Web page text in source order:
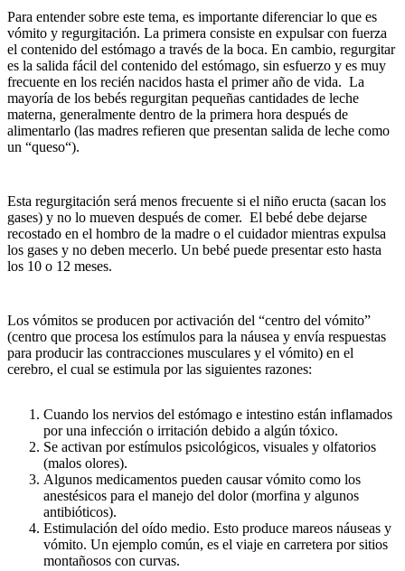
Para entender sobre este tema, es importante diferenciar lo que es
vómito y regurgitación. La primera consiste en expulsar con fuerza
el contenido del estómago a través de la boca. En cambio, regurgitar
es la salida fácil del contenido del estómago, sin esfuerzo y es muy
frecuente en los recién nacidos hasta el primer año de vida. La
mayoría de los bebés regurgitan pequeñas cantidades de leche
materna, generalmente dentro de la primera hora después de
alimentarlo (las madres refieren que presentan salida de leche como
un “queso“).
Esta regurgitación será menos frecuente si el niño eructa (sacan los
gases) y no lo mueven después de comer. El bebé debe dejarse
recostado en el hombro de la madre o el cuidador mientras expulsa
los gases y no deben mecerlo. Un bebé puede presentar esto hasta
los 10 o 12 meses.
Los vómitos se producen por activación del “centro del vómito”
(centro que procesa los estímulos para la náusea y envía respuestas
para producir las contracciones musculares y el vómito) en el
cerebro, el cual se estimula por las siguientes razones:
Cuando los nervios del estómago e intestino están inflamados
por una infección o irritación debido a algún tóxico.
Se activan por estímulos psicológicos, visuales y olfatorios
(malos olores).
Algunos medicamentos pueden causar vómito como los
anestésicos para el manejo del dolor (morfina y algunos
antibióticos).
Estimulación del oído medio. Esto produce mareos náuseas y
vómito. Un ejemplo común, es el viaje en carretera por sitios
montañosos con curvas.